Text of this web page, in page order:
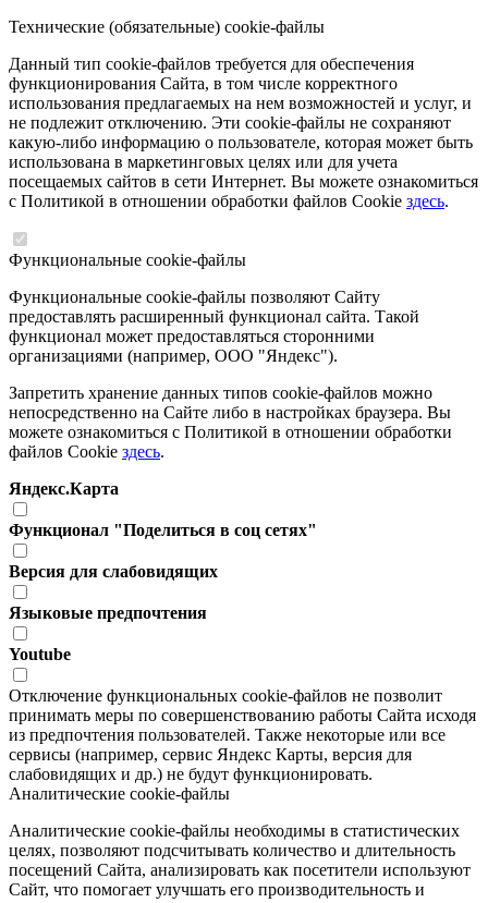
Технические (обязательные) cookie-файлы
Данный тип cookie-файлов требуется для обеспечения
функционирования Сайта, в том числе корректного
использования предлагаемых на нем возможностей и услуг, и
не подлежит отключению. Эти cookie-файлы не сохраняют
какую-либо информацию о пользователе, которая может быть
использована в маркетинговых целях или для учета
посещаемых сайтов в сети Интернет. Вы можете ознакомиться
с Политикой в отношении обработки файлов Cookie здесь.
Функциональные cookie-файлы
Функциональные cookie-файлы позволяют Сайту
предоставлять расширенный функционал сайта. Такой
функционал может предоставляться сторонними
организациями (например, ООО "Яндекс").
Запретить хранение данных типов cookie-файлов можно
непосредственно на Сайте либо в настройках браузера. Вы
можете ознакомиться с Политикой в отношении обработки
файлов Cookie здесь.
Яндекс.Карта
Функционал "Поделиться в соц сетях"
Версия для слабовидящих
Языковые предпочтения
Youtube
Отключение функциональных cookie-файлов не позволит
принимать меры по совершенствованию работы Сайта исходя
из предпочтения пользователей. Также некоторые или все
сервисы (например, сервис Яндекс Карты, версия для
слабовидящих и др.) не будут функционировать.
Аналитические cookie-файлы
Аналитические cookie-файлы необходимы в статистических
целях, позволяют подсчитывать количество и длительность
посещений Сайта, анализировать как посетители используют
Сайт, что помогает улучшать его производительность и